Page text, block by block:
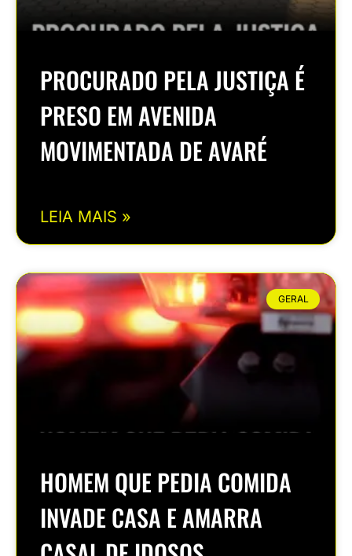
PROCURADO PELA JUSTIÇA É
PRESO EM AVENIDA
MOVIMENTADA DE AVARÉ
LEIA MAIS »
GERAL
HOMEM QUE PEDIA COMIDA
INVADE CASA E AMARRA